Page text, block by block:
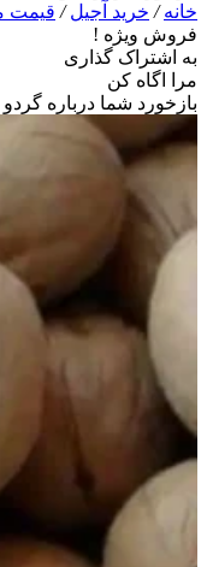
خانه/ خرید آجیل/ قیمت
فروش ویژه !
به اشتراک گذاری
مرا اگاه کن
بازخورد شما درباره